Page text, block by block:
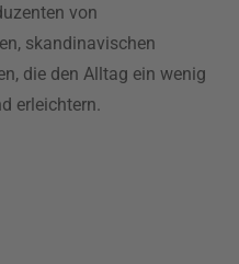
von
skandinavischen
die den Alltag ein wenig
erleichtern.